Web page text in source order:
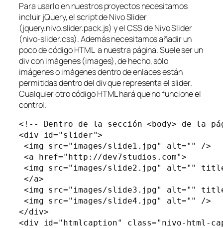
Para usarlo en nuestros proyectos necesitamos
incluir jQuery, el script de Nivo Slider
(jquery.nivo.slider.pack.js) y el CSS de Nivo Slider
(nivo-slider.css). Además necesitamos añadir un
poco de código HTML a nuestra página. Suele ser un
divcon imágenes (images), de hecho, sólo
imágenes o imágenes dentro de enlaces están
permitidas dentro deldivque representa el slider.
Cualquier otro código HTML hará que no funcione el
control.
<!-- Dentro de la sección <body> de la
<div id="slider">
<img src="images/slide1.jpg" alt="" />
<a href="http://dev7studios.com">
<img src="images/slide2.jpg" alt=""
</a>
<img src="images/slide3.jpg" alt=""
<img src="images/slide4.jpg" alt="" />
</div>
<div id="htmlcaption" class="nivo-html-